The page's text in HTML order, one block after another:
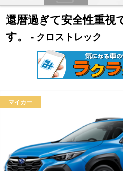
還暦過ぎて安全性重視
す。
- クロストレック
マイカー